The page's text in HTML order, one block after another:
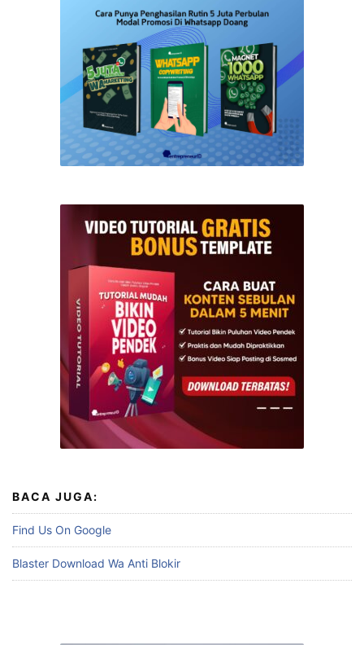
BACA JUGA:
Find Us On Google
Blaster Download Wa Anti Blokir